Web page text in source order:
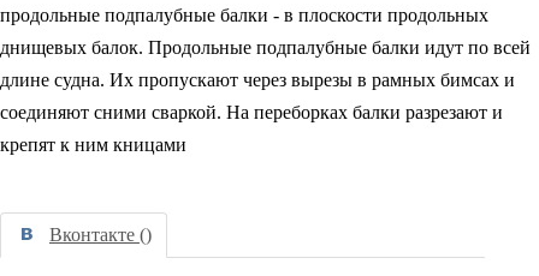
продольные подпалубные балки - в плоскости продольных
днищевых балок. Продольные подпалубные балки идут по всей
длине судна. Их пропускают через вырезы в рамных бимсах и
соединяют сними сваркой. На переборках балки разрезают и
крепят к ним кницами
Вконтакте ()